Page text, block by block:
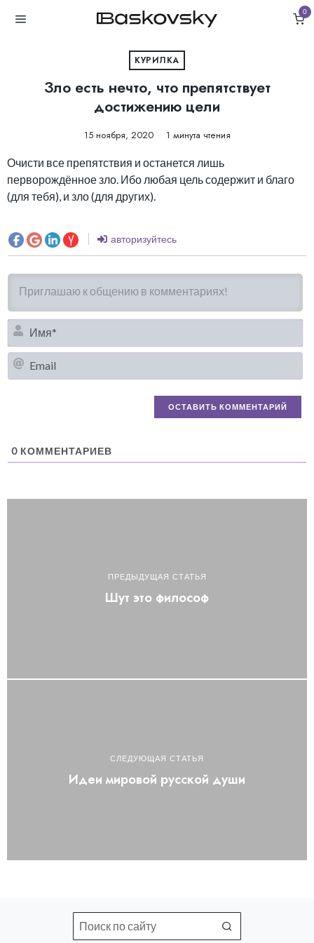
0
КУРИЛКА
Зло есть нечто, что препятствует
достижению цели
15 ноября, 2020 1 минута чтения
Очисти все препятствия и останется лишь
перворождённое зло. Ибо любая цель содержит и благо
(для тебя), и зло (для других).
авторизуйтесь
0 КОММЕНТАРИЕВ
ПРЕДЫДУЩАЯ СТАТЬЯ
Шут это философ
СЛЕДУЮЩАЯ СТАТЬЯ
Идеи мировой русской души